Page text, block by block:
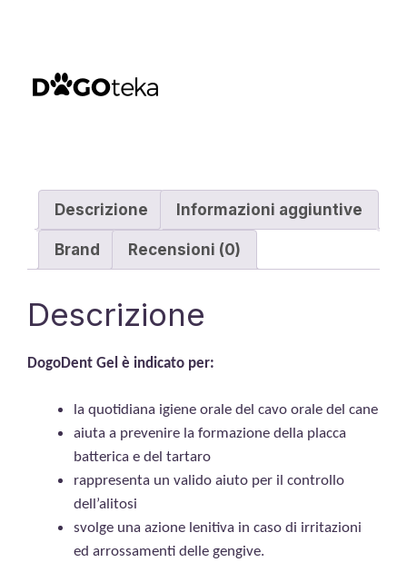
Descrizione Informazioni aggiuntive
Brand Recensioni (0)
Descrizione
DogoDent Gel è indicato per:
la quotidiana igiene orale del cavo orale del cane
aiuta a prevenire la formazione della placca
batterica e del tartaro
rappresenta un valido aiuto per il controllo
dell’alitosi
svolge una azione lenitiva in caso di irritazioni
ed arrossamenti delle gengive.